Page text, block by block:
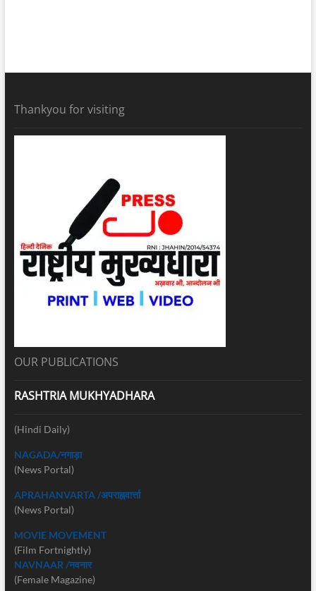
Thankyou for visiting
OUR PUBLICATIONS
RASHTRIA MUKHYADHARA
(Hindi Daily)
NAGADA/नगाड़ा
(News Portal)
APRAHANVARTA /अपराह्नवार्त्ता
(News Portal)
MOVIE MOVEMENT
(Film Fortnightly)
NAVNAAR /नवनार
(Female Magazine)